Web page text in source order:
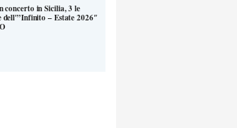
concerto in Sicilia, 3 le
dell'”Infinito – Estate 2026″